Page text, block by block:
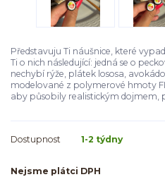
Představuju Ti náušnice, které
Ti o nich následující: jedná se o
nechybí rýže, plátek lososa,
modelované z polymerové hmoty
aby působily realistickým dojmem,
Dostupnost 1-2 týdny
Nejsme plátci DPH